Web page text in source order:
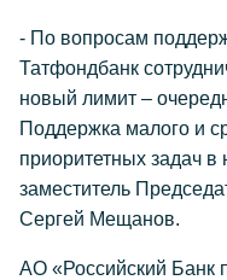
- По вопросам
Татфондбанк
новый лимит –
Поддержка малого и
приоритетных задач в
заместитель
Сергей Мещанов.
АО «Российский Банк